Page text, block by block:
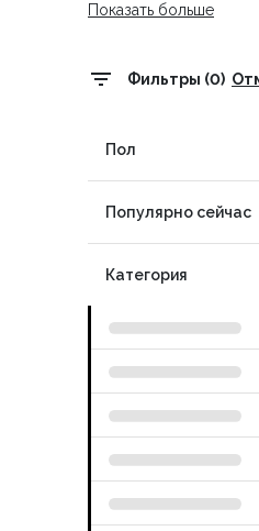
интернет-магазине!
Показать больше
Фильтры (0)
Пол
Популярно сейчас
Категория